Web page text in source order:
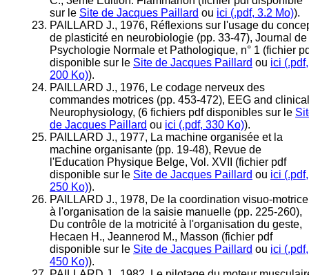
sur le Site de Jacques Paillard ou ici (.pdf, 3.2 Mo)).
PAILLARD J., 1976, Réflexions sur l'usage du
de plasticité en neurobiologie (pp. 33-47), Journal de
Psychologie Normale et Pathologique, n° 1 (fichier
disponible sur le Site de Jacques Paillard ou ici (.pdf,
200 Ko)).
PAILLARD J., 1976, Le codage nerveux des
commandes motrices (pp. 453-472), EEG and clinical
Neurophysiology, (6 fichiers pdf disponibles sur le
de Jacques Paillard ou ici (.pdf, 330 Ko)).
PAILLARD J., 1977, La machine organisée et la
machine organisante (pp. 19-48), Revue de
l'Education Physique Belge, Vol. XVII (fichier pdf
disponible sur le Site de Jacques Paillard ou ici (.pdf,
250 Ko)).
PAILLARD J., 1978, De la coordination visuo-motrice
à l'organisation de la saisie manuelle (pp. 225-260),
Du contrôle de la motricité à l'organisation du geste,
Hecaen H., Jeannerod M., Masson (fichier pdf
disponible sur le Site de Jacques Paillard ou ici (.pdf,
450 Ko)).